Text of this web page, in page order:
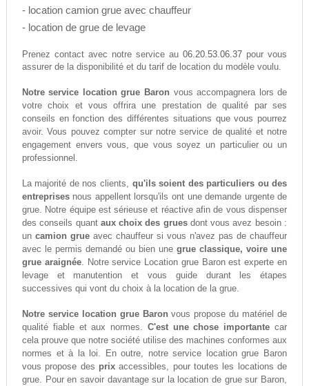
- location camion grue avec chauffeur
- location de grue de levage
Prenez contact avec notre service au06.20.53.06.37 pour vous
assurer de la disponibilité et du tarif de location du modèle voulu.
Notre service location grue Baron vous accompagnera lors de
votre choix et vous offrira une prestation de qualité par ses
conseils en fonction des différentes situations que vous pourrez
avoir. Vous pouvez compter sur notre service de qualité et notre
engagement envers vous, que vous soyez un particulier ou un
professionnel.
La majorité de nos clients, qu'ils soient des particuliers ou des
entreprisesnous appellent lorsqu'ils ont une demande urgente de
grue. Notre équipe est sérieuse et réactive afin de vous dispenser
des conseils quant aux choix des gruesdont vous avez besoin :
un camion grueavec chauffeur si vous n'avez pas de chauffeur
avec le permis demandé ou bien unegrue classique, voire une
grue araignée. Notre service Location grue Baron est experte en
levage et manutention et vous guide durant les étapes
successives qui vont du choix à la location de la grue.
Notre service location grue Baron vous propose du matériel de
qualité fiable et aux normes. C'est une chose importante car
cela prouve que notre société utilise des machines conformes aux
normes et à la loi. En outre, notre service location grue Baron
vous propose des prixaccessibles, pour toutes les locations de
grue. Pour en savoir davantage sur la location de grue sur Baron,